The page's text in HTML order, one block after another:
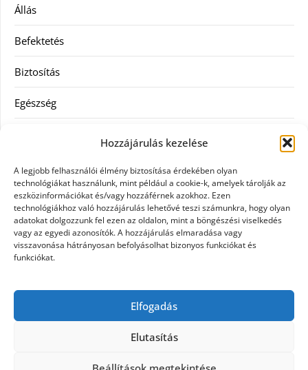
Hozzájárulás kezelése
A legjobb felhasználói élmény biztosítása érdekében olyan
technológiákat használunk, mint például a cookie-k, amelyek tárolják az
eszközinformációkat és/vagy hozzáférnek azokhoz. Ezen
technológiákhoz való hozzájárulás lehetővé teszi számunkra, hogy olyan
adatokat dolgozzunk fel ezen az oldalon, mint a böngészési viselkedés
vagy az egyedi azonosítók. A hozzájárulás elmaradása vagy
visszavonása hátrányosan befolyásolhat bizonyos funkciókat és
funkciókat.
Elfogadás
Elutasítás
Állás
Befektetés
Biztosítás
Egészség
Ingatlan
Művészetek és szórakozás
Múzeumok
Szolgáltatás
Szórakozás
Webáruház